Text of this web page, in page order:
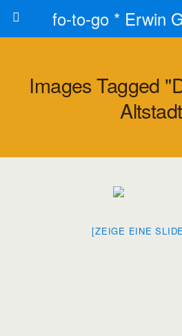
fo-to-go * Erwin
Images Tagged
[ZEIGE EINE